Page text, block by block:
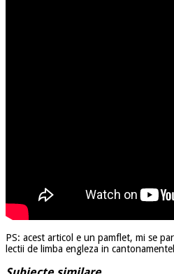
PS: acest articol e un pamflet, mi se
lectii de limba engleza in